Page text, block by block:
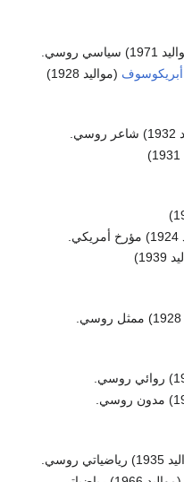
سياسي روسي.
أبريكوسوف (مواليد 1928)
1939)
روسي.